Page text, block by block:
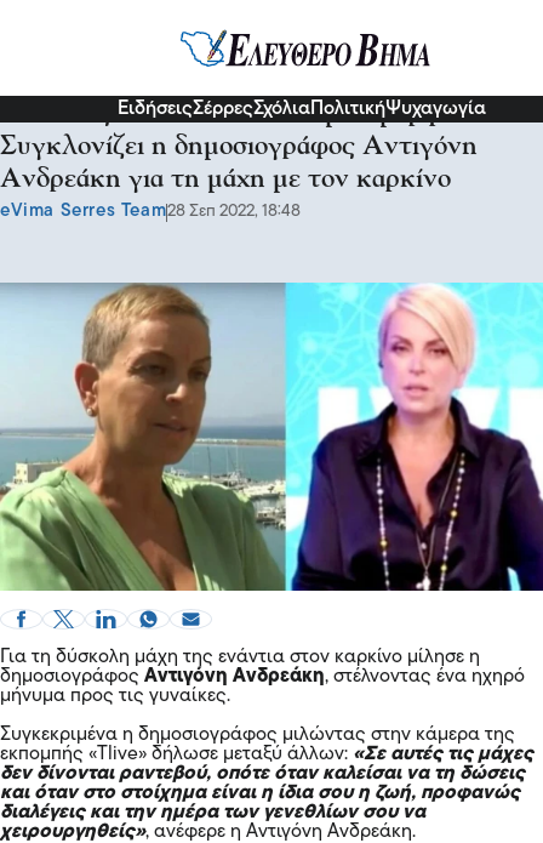
ΕιδήσειςΣέρρεςΣχόλια ΠολιτικήΨυχαγωγία
«Βλέπεις τον εαυτό σου να μεταμορφώνεται»:
Συγκλονίζει η δημοσιογράφος Αντιγόνη
Ανδρεάκη για τη μάχη με τον καρκίνο
eVima Serres Team28 Σεπ 2022, 18:48
Για τη δύσκολη μάχη της ενάντια στον καρκίνο μίλησε η
δημοσιογράφος Αντιγόνη Ανδρεάκη, στέλνοντας ένα ηχηρό
μήνυμα προς τις γυναίκες.
Συγκεκριμένα η δημοσιογράφος μιλώντας στην κάμερα της
εκπομπής «Tlive» δήλωσε μεταξύ άλλων: «Σε αυτές τις μάχες
δεν δίνονται ραντεβού, οπότε όταν καλείσαι να τη δώσεις
και όταν στο στοίχημα είναι η ίδια σου η ζωή, προφανώς
διαλέγεις και την ημέρα των γενεθλίων σου να
χειρουργηθείς», ανέφερε η Αντιγόνη Ανδρεάκη.